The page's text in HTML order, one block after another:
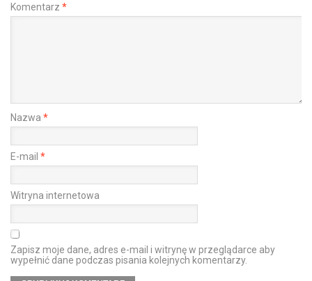
Komentarz *
Nazwa *
E-mail *
Witryna internetowa
Zapisz moje dane, adres e-mail i witrynę w przeglądarce aby
wypełnić dane podczas pisania kolejnych komentarzy.